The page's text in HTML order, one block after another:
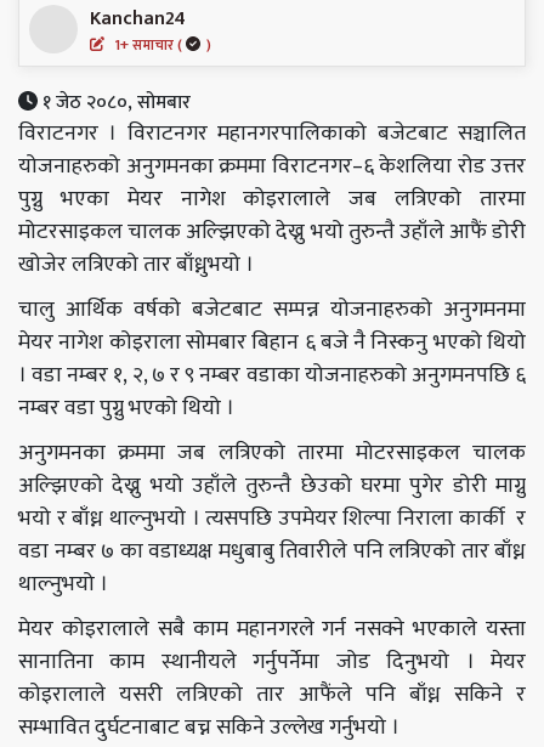
Kanchan24
1+ समाचार ( )
१ जेठ २०८०, सोमबार
विराटनगर । विराटनगर महानगरपालिकाको बजेटबाट सञ्चालित
योजनाहरुको अनुगमनका क्रममा विराटनगर–६ केशलिया रोड उत्तर
पुग्नु भएका मेयर नागेश कोइरालाले जब लत्रिएको तारमा
मोटरसाइकल चालक अल्झिएको देख्नु भयो तुरुन्तै उहाँले आफैं डोरी
खोजेर लत्रिएको तार बाँध्नुभयो ।
चालु आर्थिक वर्षको बजेटबाट सम्पन्न योजनाहरुको अनुगमनमा
मेयर नागेश कोइराला सोमबार बिहान ६ बजे नै निस्कनु भएको थियो
। वडा नम्बर १, २, ७ र ९ नम्बर वडाका योजनाहरुको अनुगमनपछि ६
नम्बर वडा पुग्नु भएको थियो ।
अनुगमनका क्रममा जब लत्रिएको तारमा मोटरसाइकल चालक
अल्झिएको देख्नु भयो उहाँले तुरुन्तै छेउको घरमा पुगेर डोरी माग्नु
भयो र बाँध्न थाल्नुभयो । त्यसपछि उपमेयर शिल्पा निराला कार्की र
वडा नम्बर ७ का वडाध्यक्ष मधुबाबु तिवारीले पनि लत्रिएको तार बाँध्न
थाल्नुभयो ।
मेयर कोइरालाले सबै काम महानगरले गर्न नसक्ने भएकाले यस्ता
सानातिना काम स्थानीयले गर्नुपर्नेमा जोड दिनुभयो । मेयर
कोइरालाले यसरी लत्रिएको तार आफैंले पनि बाँध्न सकिने र
सम्भावित दुर्घटनाबाट बच्न सकिने उल्लेख गर्नुभयो ।